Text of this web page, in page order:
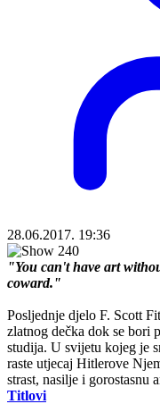
28.06.2017. 19:36
"You can't have art
coward."
Posljednje djelo F. Scott
zlatnog dečka dok se bori
studija. U svijetu kojeg je
raste utjecaj Hitlerove
strast, nasilje i
Titlovi